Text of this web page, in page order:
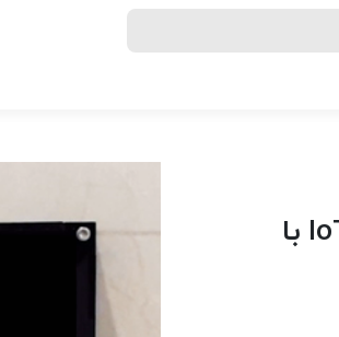
ساخت دستگاه حضور و غیاب IoT با